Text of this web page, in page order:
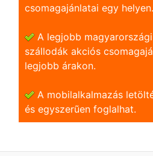
csomagajánlatai egy helyen.
A legjobb
szállodák akciós
legjobb árakon.
A mobilalkalmazás
és egyszerũen foglalhat.